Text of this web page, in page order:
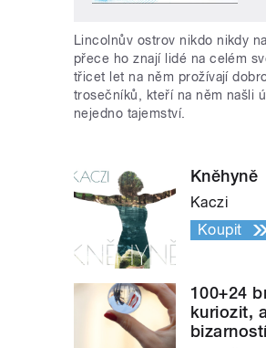
Lincolnův ostrov nikdo nikdy
přece ho znají lidé na celém
třicet let na něm prožívají
trosečníků, kteří na něm našli
nejedno tajemství.
Kněhyně
Kaczi
Koupit
100+24
kuriozit,